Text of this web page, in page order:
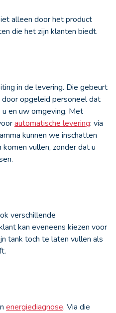
alleen door het product
die het zijn klanten biedt.
in de levering. Die gebeurt
opgeleid personeel dat
en uw omgeving. Met
automatische levering: via
kunnen we inschatten
vullen, zonder dat u
verschillende
kan eveneens kiezen voor
tank toch te laten vullen als
energiediagnose. Via die